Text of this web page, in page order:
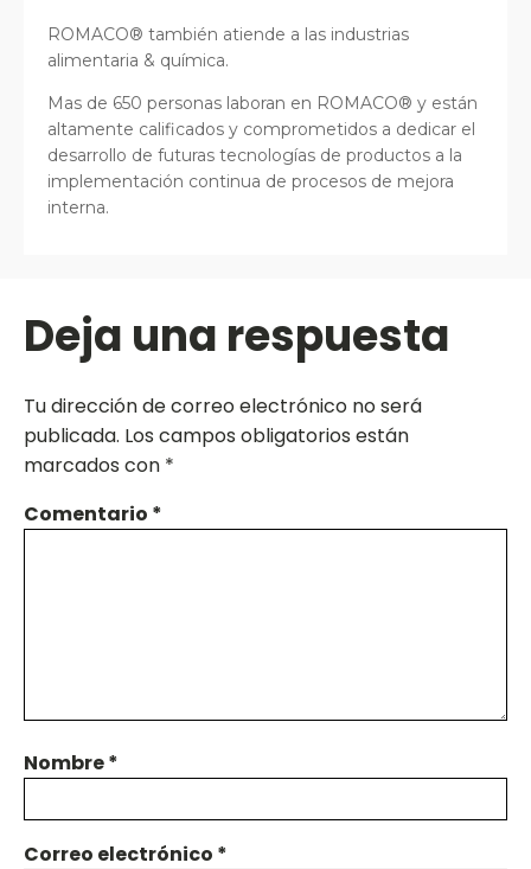
ROMACO® también atiende a las industrias
alimentaria & química.
Mas de 650 personas laboran en ROMACO® y están
altamente calificados y comprometidos a dedicar el
desarrollo de futuras tecnologías de productos a la
implementación continua de procesos de mejora
interna.
Deja una respuesta
Tu dirección de correo electrónico no será
publicada. Los campos obligatorios están
marcados con *
Comentario *
Nombre*
Correo electrónico *